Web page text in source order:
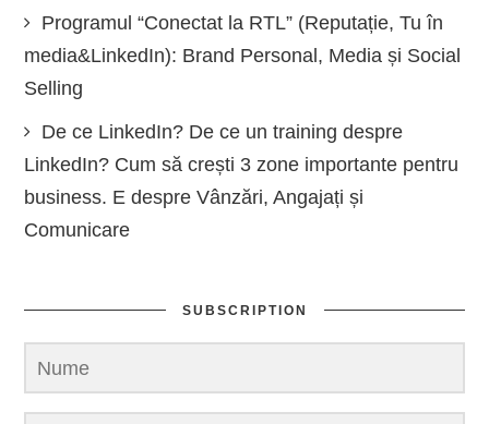
Programul “Conectat la RTL” (Reputație, Tu în
media&LinkedIn): Brand Personal, Media și Social
Selling
De ce LinkedIn? De ce un training despre
LinkedIn? Cum să crești 3 zone importante pentru
business. E despre Vânzări, Angajați și
Comunicare
SUBSCRIPTION